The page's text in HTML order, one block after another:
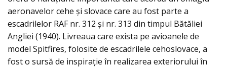
aeronavelor cehe și slovace care au fost parte a
escadrilelor RAF nr. 312 și nr. 313 din timpul Bătăliei
Angliei (1940). Livreaua care exista pe avioanele de
model Spitfires, folosite de escadrilele cehoslovace, a
fost o sursă de inspiraţie în realizarea exteriorului în